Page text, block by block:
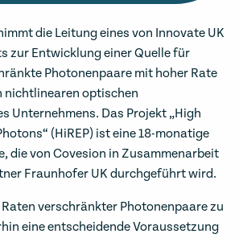
die Leitung eines von Innovate UK
zur Entwicklung einer Quelle für
Photonenpaare mit hoher Rate
nichtlinearen optischen
Unternehmens. Das Projekt „High
(HiREP) ist eine 18-monatige
die von Covesion in Zusammenarbeit
Fraunhofer UK durchgeführt wird.
verschränkter Photonenpaare zu
eine entscheidende Voraussetzung